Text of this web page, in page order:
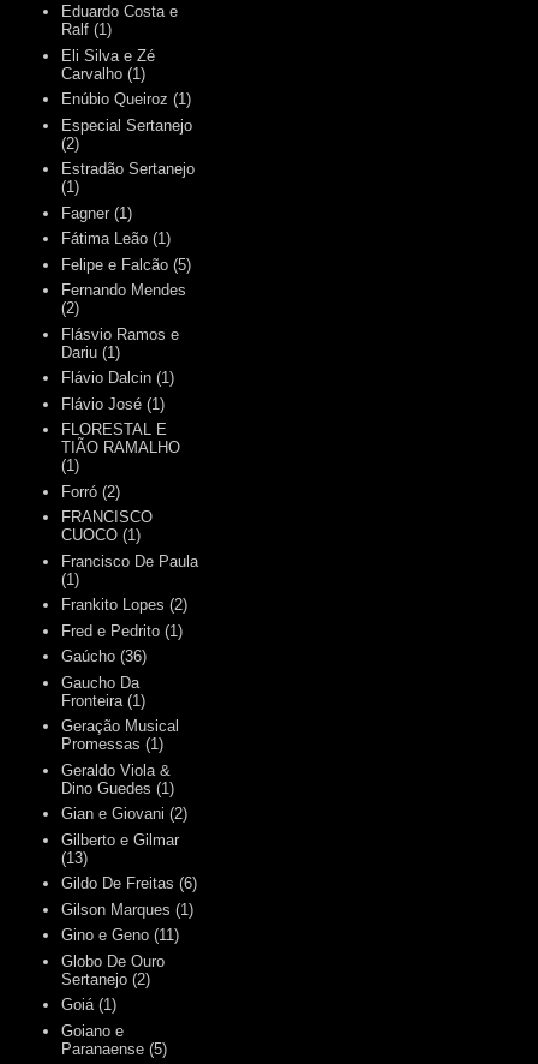
Eduardo Costa e
Ralf (1)
Eli Silva e Zé
Carvalho (1)
Enúbio Queiroz (1)
Especial Sertanejo
(2)
Estradão Sertanejo
(1)
Fagner (1)
Fátima Leão (1)
Felipe e Falcão (5)
Fernando Mendes
(2)
Flásvio Ramos e
Dariu (1)
Flávio Dalcin (1)
Flávio José (1)
FLORESTAL E
TIÃO RAMALHO
(1)
Forró (2)
FRANCISCO
CUOCO (1)
Francisco De Paula
(1)
Frankito Lopes (2)
Fred e Pedrito (1)
Gaúcho (36)
Gaucho Da
Fronteira (1)
Geração Musical
Promessas (1)
Geraldo Viola &
Dino Guedes (1)
Gian e Giovani (2)
Gilberto e Gilmar
(13)
Gildo De Freitas (6)
Gilson Marques (1)
Gino e Geno (11)
Globo De Ouro
Sertanejo (2)
Goiá (1)
Goiano e
Paranaense (5)